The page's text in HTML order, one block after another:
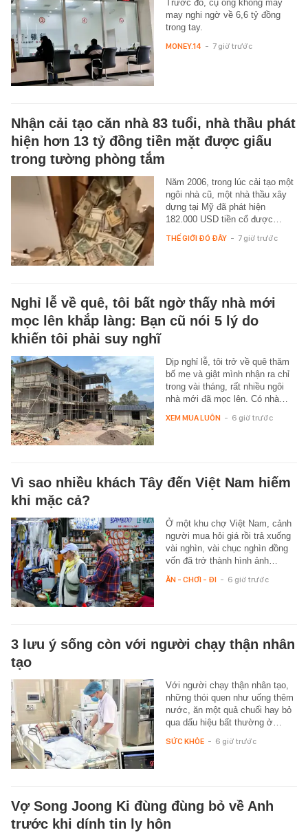
Trước đó, cụ ông không mảy
may nghi ngờ về 6,6 tỷ đồng
trong tay.
MONEY.14 - 7 giờ trước
Nhận cải tạo căn nhà 83 tuổi, nhà thầu phát
hiện hơn 13 tỷ đồng tiền mặt được giấu
trong tường phòng tắm
Năm 2006, trong lúc cải tạo một
ngôi nhà cũ, một nhà thầu xây
dựng tại Mỹ đã phát hiện
182.000 USD tiền cổ được…
THẾ GIỚI ĐÓ ĐÂY - 7 giờ trước
Nghỉ lễ về quê, tôi bất ngờ thấy nhà mới
mọc lên khắp làng: Bạn cũ nói 5 lý do
khiến tôi phải suy nghĩ
Dịp nghỉ lễ, tôi trở về quê thăm
bố mẹ và giật mình nhận ra chỉ
trong vài tháng, rất nhiều ngôi
nhà mới đã mọc lên. Có nhà…
XEM MUA LUÔN - 6 giờ trước
Vì sao nhiều khách Tây đến Việt Nam hiếm
khi mặc cả?
Ở một khu chợ Việt Nam, cảnh
người mua hỏi giá rồi trả xuống
vài nghìn, vài chục nghìn đồng
vốn đã trở thành hình ảnh…
ĂN - CHƠI - ĐI - 6 giờ trước
3 lưu ý sống còn với người chạy thận nhân
tạo
Với người chạy thận nhân tạo,
những thói quen như uống thêm
nước, ăn một quả chuối hay bỏ
qua dấu hiệu bất thường ở…
SỨC KHỎE - 6 giờ trước
Vợ Song Joong Ki đùng đùng bỏ về Anh
trước khi dính tin ly hôn